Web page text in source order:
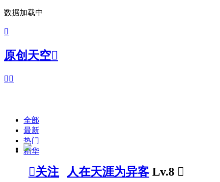
数据加载中

原创天空
 
全部
最新
热门
精华
关注 人在天涯为异客 Lv.8 